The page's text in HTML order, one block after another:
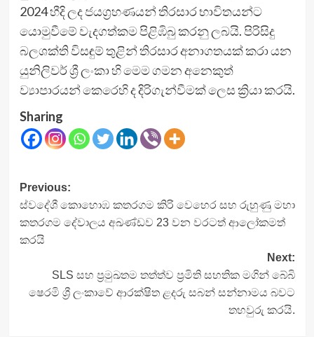
2024 හීදි ලද ජයග්‍රහණයන් තිරසාර භාවිතයන්ට
යොමුවීමේ වැදගත්කම පිළිඹිබු කරනු ලබයි. පිරිසිදු
බලශක්ති විසඳුම් තුළින් තිරසාර අනාගතයක් කරා යන
යුනිලිවර් ශ්‍රී ලංකා හි මෙම ගමන අනෙකුත්
ව්‍යාපාරයන් කෙරෙහි ද දිරිගැන්වීමක් ලෙස ක්‍රියා කරයි.
Sharing
Post
navigation
Previous:
ස්වදේශී කොහොඹ කතරගම කිරි වෙහෙර සහ රුහුණු මහා
කතරගම දේවාලය අඛණ්ඩව 23 වන වරටත් ආලෝකමත්
කරයි
Next:
SLS සහ ප්‍රමුඛතම තත්ත්ව ප්‍රමිති සහතික මගින් බේබි
ෂෙරමි ශ්‍රී ලංකාවේ ආරක්ෂිත ළදරු සබන් සන්නාමය බවට
තහවුරු කරයි.